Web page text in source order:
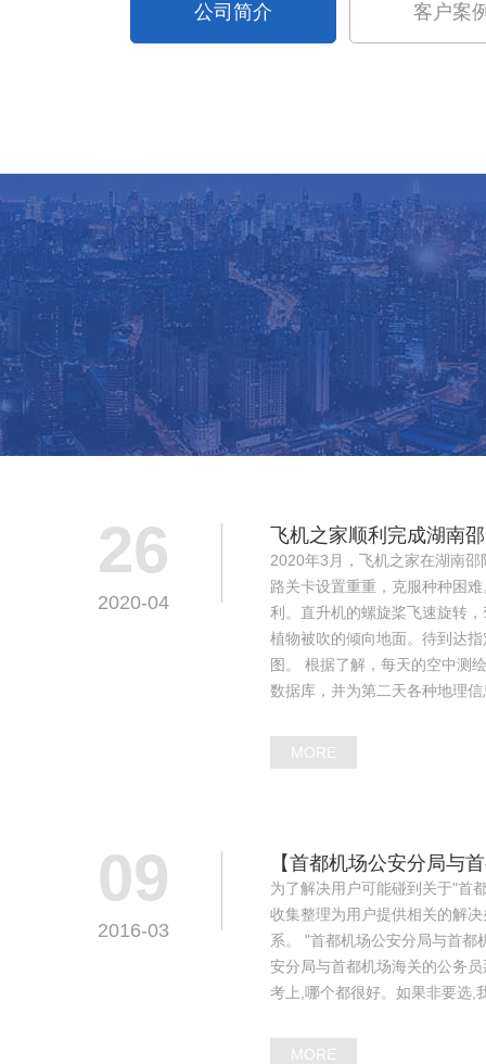
公司简介 客户案
26
2020-04
飞机之家顺利完成湖南
2020年3月，飞机之家在湖南
路关卡设置重重，克服种种困
利。直升机的螺旋桨飞速旋转
植物被吹的倾向地面。待到达
图。 根据了解，每天的空中测
数据库，并为第二天各种地理
MORE
09
2016-03
【首都机场公安分局与
为了解决用户可能碰到关于"首
收集整理为用户提供相关的解
系。 "首都机场公安分局与首都
安分局与首都机场海关的公务
考上,哪个都很好。如果非要选
MORE